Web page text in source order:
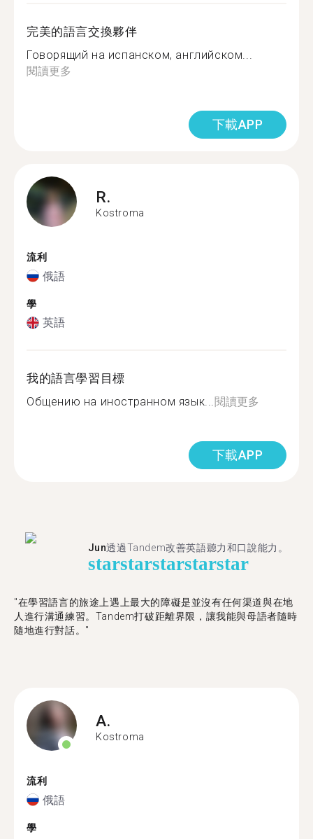
完美的語言交換夥伴
Говорящий на испанском, английском...
閱讀更多
下載APP
R.
Kostroma
流利
俄語
學
英語
我的語言學習目標
Общению на иностранном язык...閱讀更多
下載APP
Jun透過Tandem改善英語聽力和口說能力。
starstarstarstarstar
"在學習語言的旅途上遇上最大的障礙是並沒有任何渠道與在地
人進行溝通練習。Tandem打破距離界限，讓我能與母語者隨時
隨地進行對話。"
A.
Kostroma
流利
俄語
學